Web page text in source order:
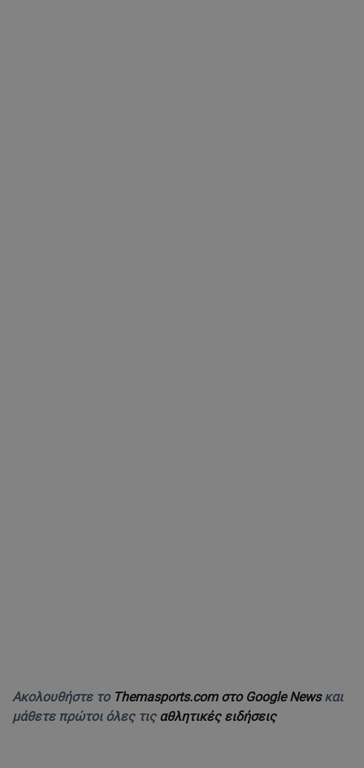
Ακολουθήστε το Themasports.com στο Google Newsκαι
μάθετε πρώτοι όλες τις αθλητικές ειδήσεις